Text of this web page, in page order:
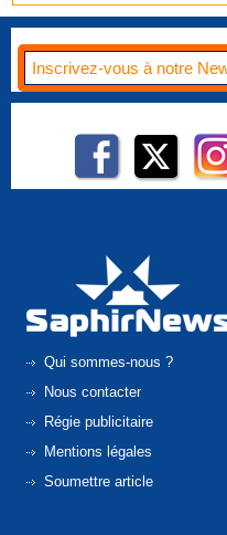
Qui sommes-nous ?
Nous contacter
Régie publicitaire
Mentions légales
Soumettre article